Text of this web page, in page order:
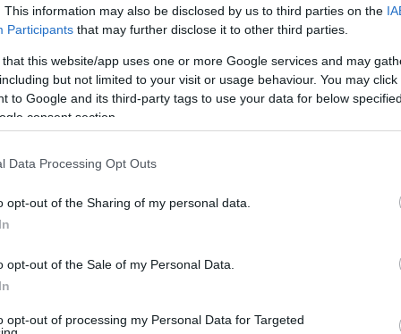
This information may also be disclosed by us to third parties on the
Participants that may further disclose it to other third parties.
that this website/app uses one or more Google services and may
but not limited to your visit or usage behaviour. You may
to Google and its third-party tags to use your data for below
consent section.
Data Processing Opt Outs
opt-out of the Sharing of my personal data.
opt-out of the Sale of my Personal Data.
opt-out of processing my Personal Data for Targeted
doppler radar is, amely folyamatosan
alapján képes lehet hatékonyabban
és javítva a közlekedés
számára.
jelentős gyalogos- és járműforgalmat
és több intézmény is a közelben
közlekedését teheti